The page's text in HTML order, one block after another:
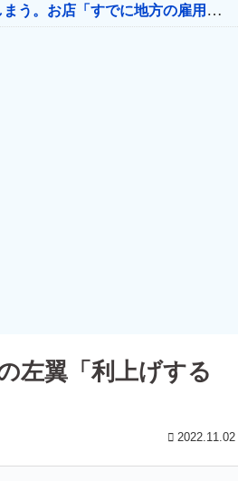
日本のお店、時給1500円でもミャンマー人に次々と逃げられてしまう。お店「すでに地方の雇用は崩壊」
左翼「利上げする
2022.11.02